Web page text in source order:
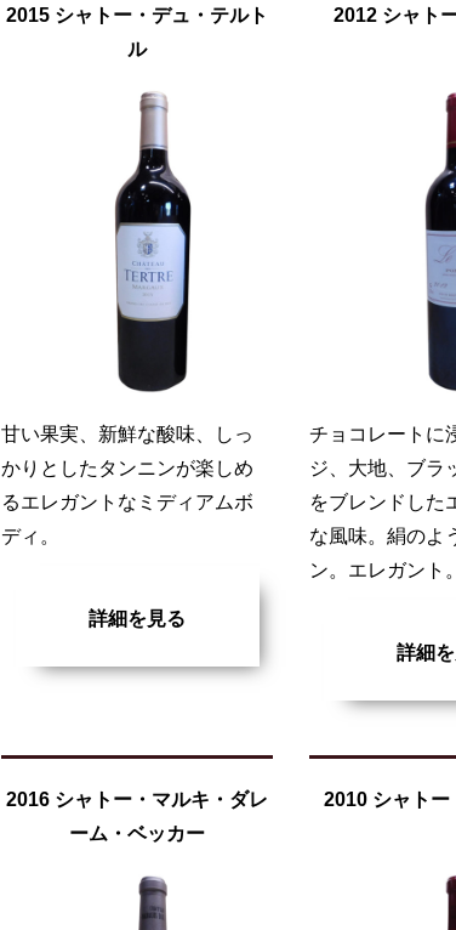
2015 シャトー・デュ・テルト
ル
甘い果実、新鮮な酸味、しっ
かりとしたタンニンが楽しめ
るエレガントなミディアムボ
ディ。
詳細を見る
2012 シャト
チョコレートに
ジ、大地、ブラ
をブレンドした
な風味。絹のよ
ン。エレガント。
詳細
2016 シャトー・マルキ・ダレ
ーム・ベッカー
2010 シャトー